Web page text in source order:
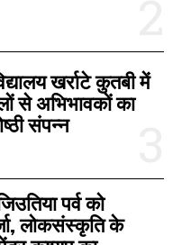
खर्राटे कुतबी में
से अभिभावकों का
संपन्न
पर्व को
लोकसंस्कृति के